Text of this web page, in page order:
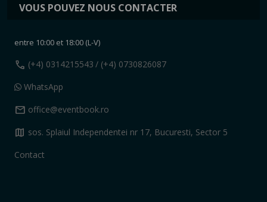
VOUS POUVEZ NOUS CONTACTER
entre 10:00 et 18:00 (L-V)
call (+4) 0314215543 / (+4) 0730826087
WhatsApp
mail office@eventbook.ro
map sos. Splaiul Independentei nr 17, Bucuresti, Sector 5
Contact